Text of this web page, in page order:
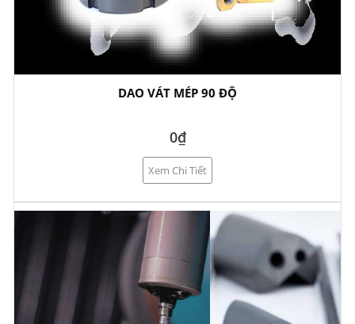
DAO VÁT MÉP 90 ĐỘ
0₫
Xem Chi Tiết